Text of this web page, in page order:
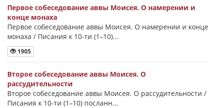
Первое собеседование аввы Моисея. О намерении и
конце монаха
Первое собеседование аввы Моисея. О намерении и конце
монаха / Писания к 10-ти (1–10)...
1905
Второе собеседование аввы Моисея. О
рассудительности
Второе собеседование аввы Моисея. О рассудительности /
Писания к 10-ти (1–10) посланн...